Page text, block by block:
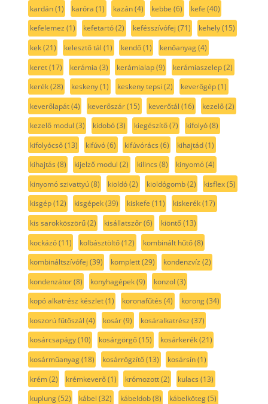
kardán(1) karóra (1) kazán(4) kebbe (6) kefe (40)
kefelemez (1) kefetartó(2) kefésszívófej (71) kehely(15)
kek(21) kelesztő tál (1) kendő(1) kenőanyag(4)
keret(17) kerámia (3) kerámialap(9) kerámiaszelep(2)
kerék(28) keskeny(1) keskeny tepsi (2) keverőgép(1)
keverőlapát(4) keverőszár(15) keverőtál (16) kezelő(2)
kezelő modul (3) kidobó(3) kiegészítő(7) kifolyó(8)
kifolyócső(13) kifúvó(6) kifúvórács (6) kihajtád(1)
kihajtás (8) kijelző modul (2) kilincs (8) kinyomó(4)
kinyomó szivattyú(8) kioldó(2) kioldógomb(2) kisflex(5)
kisgép(12) kisgépek(39) kiskefe (11) kiskerék(17)
kis sarokköszörű(2) kisállatszőr(6) kiöntő(13)
kockázó(11) kolbásztöltő(12) kombinált hűtő(8)
kombináltszívófej (39) komplett(29) kondenzvíz (2)
kondenzátor(8) konyhagépek(9) konzol (3)
kopó alkatrész készlet(1) koronafűtés (4) korong(34)
koszorú fűtőszál (4) kosár(9) kosáralkatrész (37)
kosárcsapágy(10) kosárgörgő(15) kosárkerék(21)
kosárműanyag(18) kosárrögzítő(13) kosársín(1)
krém(2) krémkeverő(1) krómozott(2) kulacs (13)
kuplung(52) kábel (32) kábeldob(8) kábelköteg(5)